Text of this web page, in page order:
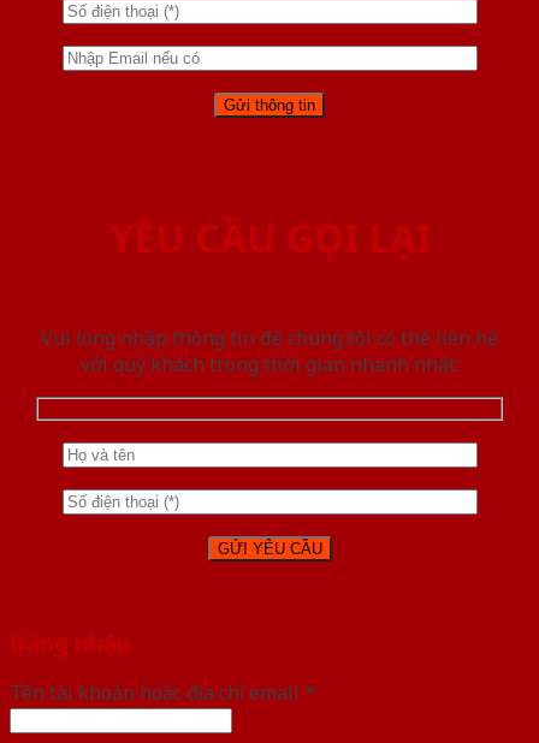
YÊU CẦU GỌI LẠI
Vui lòng nhập thông tin để chúng tôi có thể liên hệ
với quý khách trong thời gian nhanh nhất.
Đăng nhập
Tên tài khoản hoặc địa chỉ email *